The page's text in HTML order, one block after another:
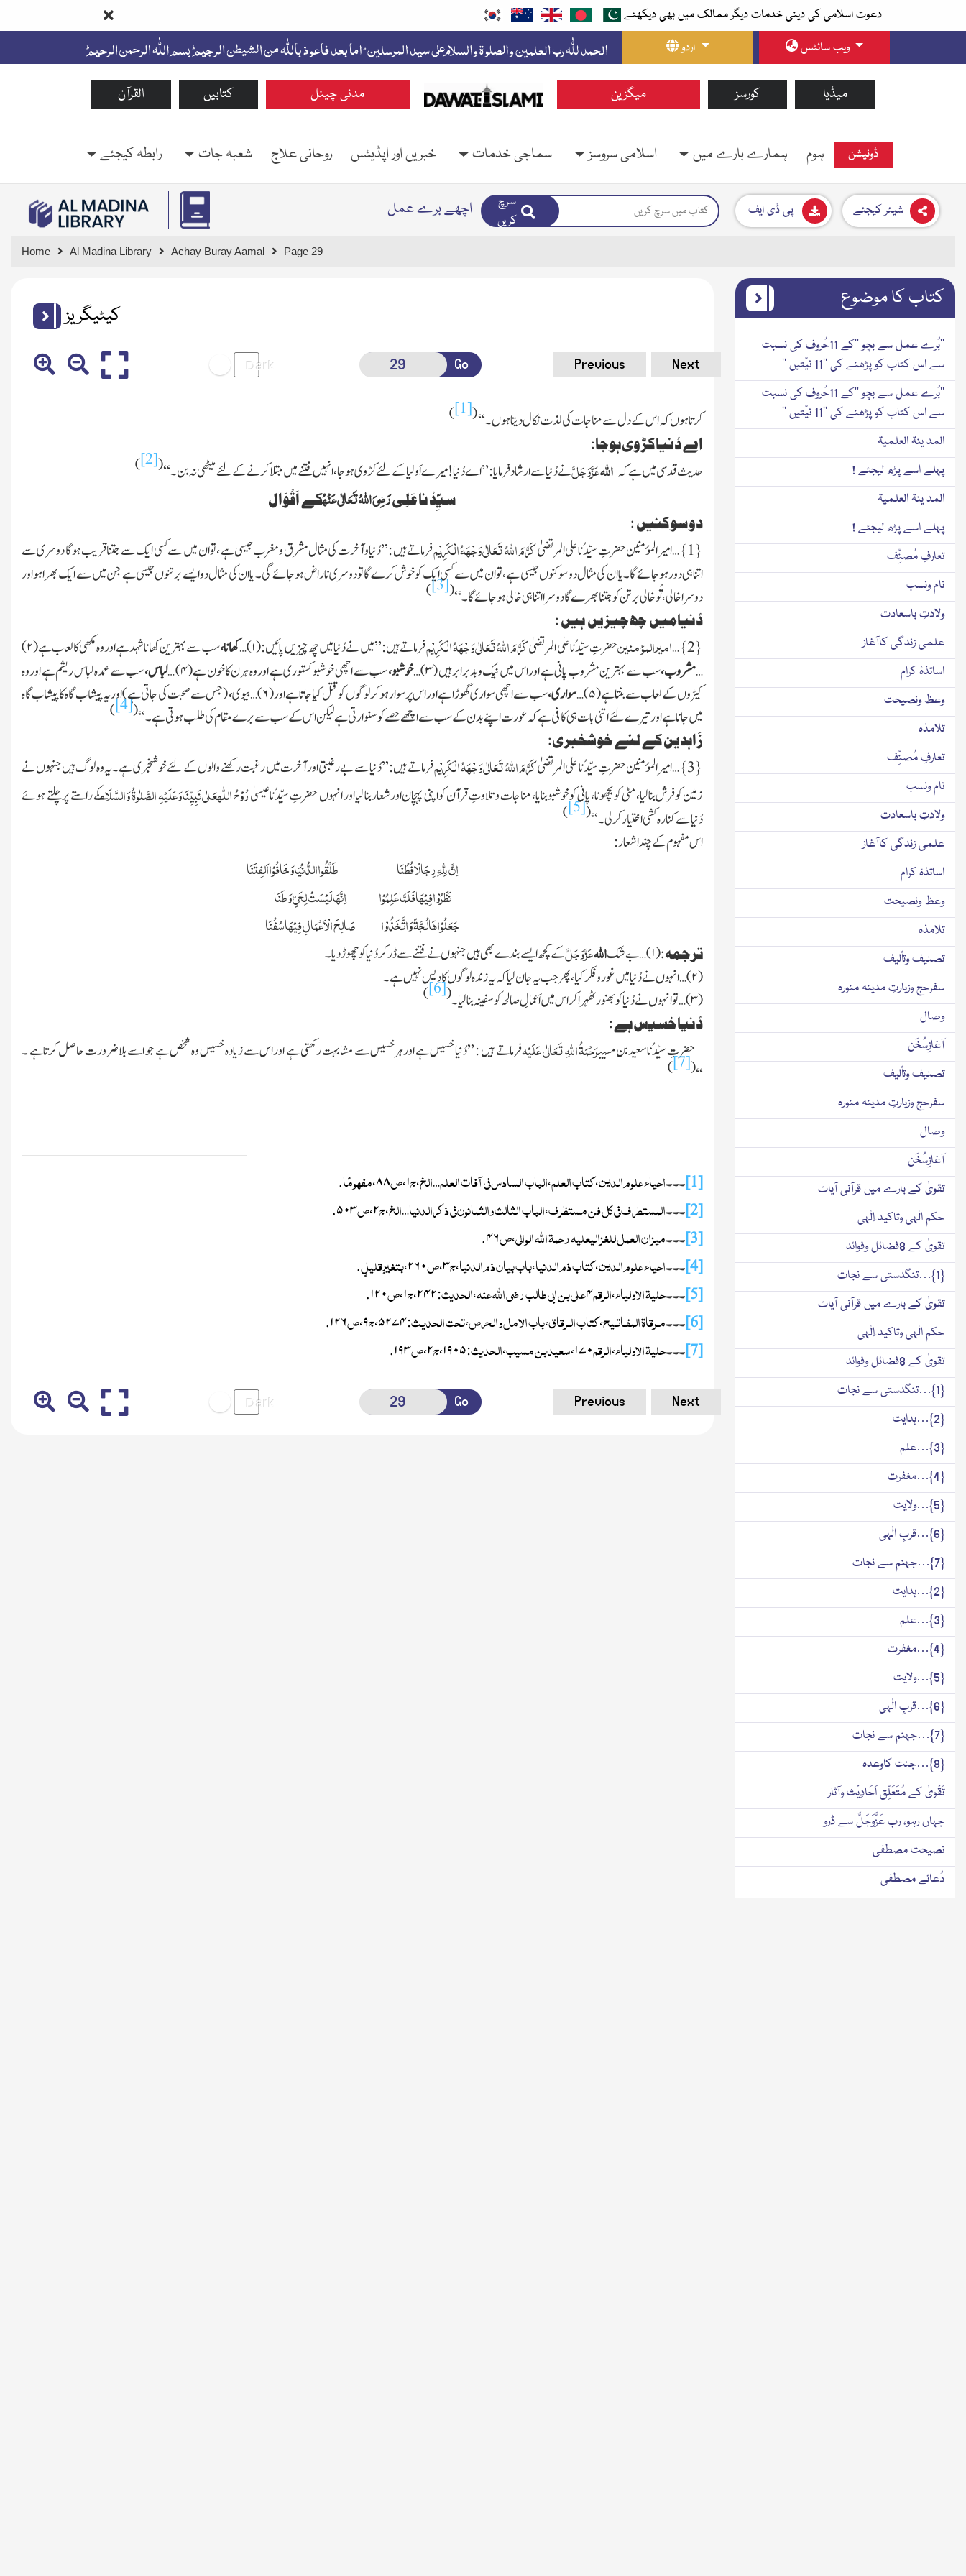
دعوت اسلامی کی دینی خدمات دیگر ممالک میں بھی دیکھئے
اردو
ویب سائٹس
القرآن کتابیں مدنی چینل میگزین کورسز میڈیا
ہوم ہمارے بارے میں اسلامی سروسز سماجی خدمات خبریں اور اپڈیٹس روحانی علاج شعبہ جات رابطہ کیجئے ڈونیشن
اچھے برے عمل
سرچ
کریں
پی ڈی ایف شیئر کیجئے
Home Al Madina Library Achay Buray Aamal Page 29
کیٹیگریز
Go Previous Next
کرتا ہوں کہ اس کے دل سے مناجات کی لذت نکال دیتا ہوں ۔ ‘‘(
[1]
)
اے دُنیاکڑوی ہوجا:
حدیث قدسی میں ہے کہ اللہعَزَّوَجَلَّنے دُنیاسے ارشادفرمایا:’’اے دُنیا! میرے اَولیا کے لئے کڑوی ہوجا، انہیں فتنے میں مبتلا کرنے کے لئے میٹھی نہ بن ۔ ‘‘(
[2]
)
سیِّدُ نا عَلِیرَضِیَ اللہُ تَعَالٰی عَنْہُکے اَقْوَال
دوسوکنیں :
{
1}…امیرالمؤمنین حضرتِ سیِّدُنا علی المرتضیٰکَرَّمَ اللّٰہُ تَعَالٰی وَجْہَہُ الْکَرِیْمفرماتے ہیں :’’دُنیاوآخرت کی مثال مشرق ومغرب جیسی ہے ، توان میں سے کسی ایک سے جتناقریب ہوگا دوسری سے
اتناہی دورہوجائے گا ۔ یاان کی مثال دو سوکنوں جیسی ہے ، توان میں سے کسی ایک کوخوش کرے گاتودوسری ناراض ہو جائے گی ۔ یا ان کی مثال دوایسے برتنوں جیسی ہے جن میں سے ایک بھراہواور
دوسرا خالی، تُوخالی برتن کوجتنابھرے گادوسرااتناہی خالی ہو جائے گا ۔ ‘‘(
[3]
)
دُنیامیں چھ چیزیں ہیں :
{
2
}…امیرالمؤمنینحضرتِ سیِّدُنا علی المرتضیٰکَرَّمَ اللّٰہُ تَعَالٰی وَجْہَہُ الْکَرِیْمفرماتے ہیں :’’میں نے دُنیامیں چھ چیزیں پائیں :(۱)… کھانا،سب سے بہترینکھاناشہدہے اوروہ مکھی کالعاب ہے ( ۲)
…مشروب،سب سے بہترین مشروب پانی ہے اوراس میں نیک وبدبرابرہیں (۳)… خوشبو،سب سے اچھی خوشبوکستوری ہے اوروہ ہرن کاخون ہے (۴) … لباس،سب سے عمدہ لباسریشم ہے اوروہ
کیڑوں کے لعاب سے بنتاہے (۵)… سواری،سب سے اچھی سواری گھوڑا ہے اوراس پرسوارہوکرلوگوں کوقتل کیاجاتاہے اور(۶)… بیوی،(جس سے صحبت کی جاتی ہے )اوریہ پیشاب گاہ کاپیشاب گاہ
میں جاناہے اورتیرے لئے اتنی بات ہی کافی ہے کہ عورت اپنے بدن کے سب سے اچھے حصے کوسنوارتی ہے لیکن اس کے سب سے برے مقام کی طلب ہوتی ہے ۔ ‘‘(
[4]
)
زَاہدین کے لئے خوشخبری:
{
3}…امیرالمؤمنین حضرتِ سیِّدُنا علی المرتضیٰکَرَّمَ اللّٰہُ تَعَالٰی وَجْہَہُ الْکَرِیْمفرماتے ہیں :’’دُنیاسے بے رغبتی اورآخرت میں رغبت رکھنے والوں کے لئے خوشخبری ہے ۔ یہ وہ لوگ ہیں جنہوں نے
زمین کوفرش بنالیا، مٹی کوبچھونا، پانی کوخوشبو بنایا، مناجات وتلاوتِ قرآن کواپنی پہچان اورشعاربنا لیااور انہوں حضرتِ سیِّدُنا عیسیٰرُوْحُ اللّٰہعَلٰی نَبِیِّنَاوَعَلَیْہِ الصَّلٰوۃُ وَالسَّلَامکے راستے پر چلتے ہوئے
دُنیاسے کنارہ کشی اختیارکرلی ۔ ‘‘(
[5]
)
اس مفہوم کے چنداشعار:
اِنَّ لِلّٰہِ رِجَالًافُطُنَا طَلَّقُواالدُّنْیَاوَخَافُوْااَلفِتَنَا
نَظَرُوْافِیْھَافَلَمَّاعَلِمُوْا اِنَّہَالَیْسَتْ لِحَیٍّ وَطَنَا
جَعَلُوْاھَالُجَّۃً وَاتَّخَذُوْا صَالِحَ الْاَعْمَالِ فِیْھَاسُفُنَا
ترجمہ:(۱)… بے شکاللہعَزَّوَجَلَّکے کچھ ایسے بندے بھی ہیں جنہوں نے فتنے سے ڈرکردُنیا کو چھوڑدیا ۔
(۲)… انہوں نے دُنیامیں غوروفکرکیا، پھرجب یہ جان لیاکہ یہ زندہ لوگوں کادیس نہیں ہے ۔
(۳)… توانہوں نے دُنیا کوبھنورٹھہراکراس میں اَعمالِ صالحہ کو سفینہ بنا لیا ۔(
[6]
)
دُنیاخسیس ہے :
حضرتِ سیِّدُناسعیدبن مسیبرَحْمَۃُ اللّٰہِ تَعَالٰی عَلَیْہفرماتے ہیں : ’’دُنیا خسیس ہے اورہرخسیس سے مشابہت رکھتی ہے اوراس سے زیادہ خسیس وہ شخص ہے جو اسے بلاضرورت حاصل کرتاہے ۔
‘‘
(
[7]
)
[1]۔ ۔ ۔احیاء علوم الدین،کتاب العلم،الباب السادس فی آفات العلم…الخ،ج۱،ص۸۸،مفہومًا.
[2]۔ ۔ ۔المستطرف فی کل فن مستظرف،الباب الثالث والثمانون فی ذکرالدنیا…الخ،ج۲،ص۵۰۳.
[3]۔ ۔ ۔میزان العمل للغزالیعلیہ رحمۃ اللّٰہ الوالی،ص۴۶.
[4]۔ ۔ ۔احیاء علوم الدین،کتاب ذم الدنیا،باب بیان ذم الدنیا،ج۳،ص۲۶۰،بتغیرٍقلیلٍ.
[5]۔ ۔ ۔حلیۃ الاولیاء،الرقم۴علی بن ابی طالبرضی اللہ عنہ،الحدیث:۲۴۲،ج۱،ص۱۲۰.
[6]۔ ۔ ۔مـرقاۃ المفـاتـیح،کتاب الـرقاق،باب الامل والحرص،تحت الحدیـث:۵۲۷۴،ج۹،ص۱۲۶.
[7]۔ ۔ ۔حلیۃ الاولیاء،الرقم۱۷۰،سعیدبن مسیب،الحدیث:۱۹۰۵،ج۲،ص۱۹۳.
Go Previous Next
کتاب کا موضوع
’’بُرے عمل سے بچو ‘‘کے 11حُروف کی نسبت
سے اس کتاب کو پڑھنے کی ’’11 نیّتیں ‘‘
’’بُرے عمل سے بچو ‘‘کے 11حُروف کی نسبت
سے اس کتاب کو پڑھنے کی ’’11 نیّتیں ‘‘
المد ینۃ العلمیۃ
پہلے اسے پڑھ لیجئے !
المد ینۃ العلمیۃ
پہلے اسے پڑھ لیجئے !
تعارفِ مُصنِّف
نام ونسب
ولادتِ باسعادت
علمی زندگی کاآغاز
اساتذۂ کرام
وعظ ونصیحت
تلامذہ
تعارفِ مُصنِّف
نام ونسب
ولادتِ باسعادت
علمی زندگی کاآغاز
اساتذۂ کرام
وعظ ونصیحت
تلامذہ
تصنیف وتألیف
سفرحج وزیارتِ مدینہ منورہ
وصال
آغازِسُخَن
تصنیف وتألیف
سفرحج وزیارتِ مدینہ منورہ
وصال
آغازِسُخَن
تقویٰ کے بارے میں قرآنی آیات
حکم الٰہی وتاکید ِالٰہی
تقویٰ کے 8فضائل وفوائد
{1}…تنگدستی سے نجات
تقویٰ کے بارے میں قرآنی آیات
حکم الٰہی وتاکید ِالٰہی
تقویٰ کے 8فضائل وفوائد
{1}…تنگدستی سے نجات
{2}…ہدایت
{3}…علم
{4}…مغفرت
{5}…ولایت
{6}…قربِ الٰہی
{7}…جہنم سے نجات
{2}…ہدایت
{3}…علم
{4}…مغفرت
{5}…ولایت
{6}…قربِ الٰہی
{7}…جہنم سے نجات
{8}…جنت کاوعدہ
تَقْویٰ کے مُتَعَلِّق اَحَادِیْث وآثار
جہاں رہو، رب عَزَّوَجَلَّ سے ڈرو
نصیحت مصطفی
دُعائے مصطفی